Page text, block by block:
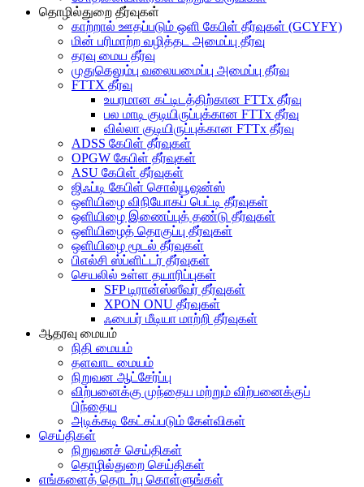
தொழில்துறை தீர்வுகள்
காற்றால் ஊதப்படும் ஒளி கேபிள் தீர்வுகள் (GCYFY)
மின் பரிமாற்ற வழித்தட அமைப்பு தீர்வு
தரவு மைய தீர்வு
முதுகெலும்பு வலையமைப்பு அமைப்பு தீர்வு
FTTX தீர்வு
உயரமான கட்டிடத்திற்கான FTTx தீர்வு
பல மாடி குடியிருப்புக்கான FTTx தீர்வு
வில்லா குடியிருப்புக்கான FTTx தீர்வு
ADSS கேபிள் தீர்வுகள்
OPGW கேபிள் தீர்வுகள்
ASU கேபிள் தீர்வுகள்
ஜிஃப்டி கேபிள் சொல்யூஷன்ஸ்
ஒளியிழை விநியோகப் பெட்டி தீர்வுகள்
ஒளியிழை இணைப்புத் தண்டு தீர்வுகள்
ஒளியிழைத் தொகுப்பு தீர்வுகள்
ஒளியிழை மூடல் தீர்வுகள்
பிஎல்சி ஸ்ப்ளிட்டர் தீர்வுகள்
செயலில் உள்ள தயாரிப்புகள்
SFP டிரான்ஸ்ஸீவர் தீர்வுகள்
XPON ONU தீர்வுகள்
ஃபைபர் மீடியா மாற்றி தீர்வுகள்
ஆதரவு மையம்
நிதி மையம்
தளவாட மையம்
நிறுவன ஆட்சேர்ப்பு
விற்பனைக்கு முந்தைய மற்றும் விற்பனைக்குப்
பிந்தைய
அடிக்கடி கேட்கப்படும் கேள்விகள்
செய்திகள்
நிறுவனச் செய்திகள்
தொழில்துறை செய்திகள்
எங்களைத் தொடர்பு கொள்ளுங்கள்